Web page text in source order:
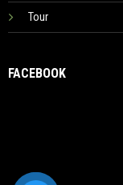
Tour
FACEBOOK